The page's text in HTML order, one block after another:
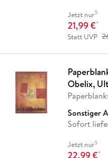
Jetzt nur5
21,99 €*
Statt UVP
Obelix,
Sonstiger
Sofort
Jetzt nur5
22,99 €*